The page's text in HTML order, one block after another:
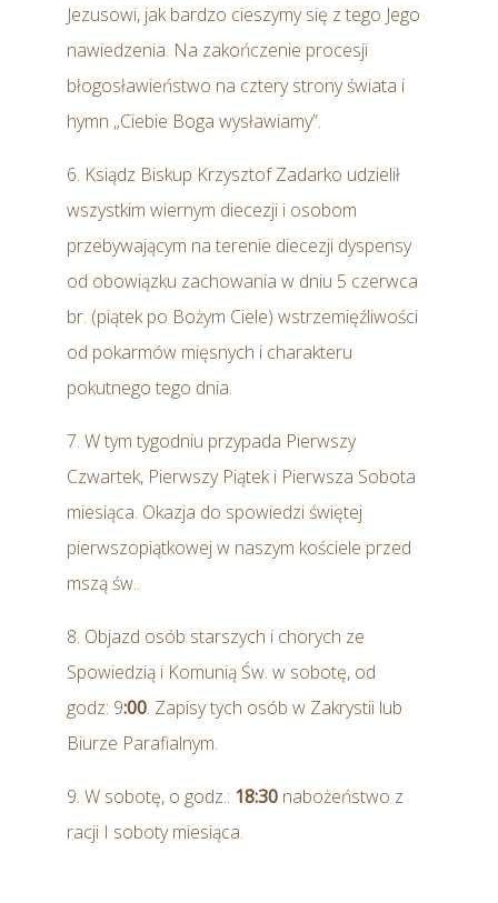
Jezusowi, jak bardzo cieszymy się z tego Jego
nawiedzenia. Na zakończenie procesji
błogosławieństwo na cztery strony świata i
hymn „Ciebie Boga wysławiamy”.
6. Ksiądz Biskup Krzysztof Zadarko udzielił
wszystkim wiernym diecezji i osobom
przebywającym na terenie diecezji dyspensy
od obowiązku zachowania w dniu 5 czerwca
br. (piątek po Bożym Ciele) wstrzemięźliwości
od pokarmów mięsnych i charakteru
pokutnego tego dnia.
7. W tym tygodniu przypada Pierwszy
Czwartek, Pierwszy Piątek i Pierwsza Sobota
miesiąca. Okazja do spowiedzi świętej
pierwszopiątkowej w naszym kościele przed
mszą św..
8. Objazd osób starszych i chorych ze
Spowiedzią i Komunią Św. w sobotę, od
godz: 9:00. Zapisy tych osób w Zakrystii lub
Biurze Parafialnym.
9. W sobotę, o godz.: 18:30 nabożeństwo z
racji I soboty miesiąca.